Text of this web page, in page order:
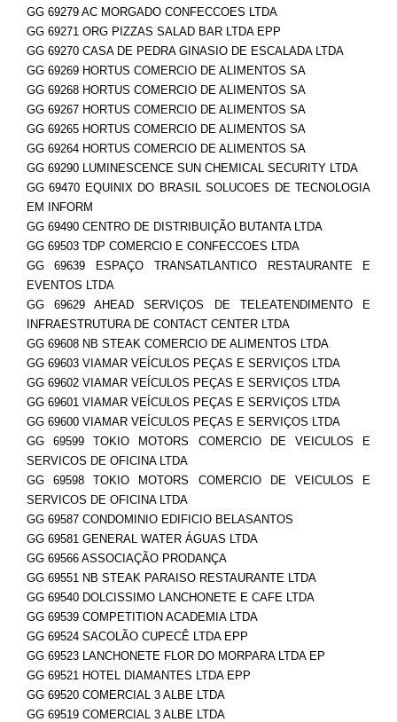
GG 69279 AC MORGADO CONFECCOES LTDA
GG 69271 ORG PIZZAS SALAD BAR LTDA EPP
GG 69270 CASA DE PEDRA GINASIO DE ESCALADA LTDA
GG 69269 HORTUS COMERCIO DE ALIMENTOS SA
GG 69268 HORTUS COMERCIO DE ALIMENTOS SA
GG 69267 HORTUS COMERCIO DE ALIMENTOS SA
GG 69265 HORTUS COMERCIO DE ALIMENTOS SA
GG 69264 HORTUS COMERCIO DE ALIMENTOS SA
GG 69290 LUMINESCENCE SUN CHEMICAL SECURITY LTDA
GG 69470 EQUINIX DO BRASIL SOLUCOES DE TECNOLOGIA
EM INFORM
GG 69490 CENTRO DE DISTRIBUIÇÃO BUTANTA LTDA
GG 69503 TDP COMERCIO E CONFECCOES LTDA
GG 69639 ESPAÇO TRANSATLANTICO RESTAURANTE E
EVENTOS LTDA
GG 69629 AHEAD SERVIÇOS DE TELEATENDIMENTO E
INFRAESTRUTURA DE CONTACT CENTER LTDA
GG 69608 NB STEAK COMERCIO DE ALIMENTOS LTDA
GG 69603 VIAMAR VEÍCULOS PEÇAS E SERVIÇOS LTDA
GG 69602 VIAMAR VEÍCULOS PEÇAS E SERVIÇOS LTDA
GG 69601 VIAMAR VEÍCULOS PEÇAS E SERVIÇOS LTDA
GG 69600 VIAMAR VEÍCULOS PEÇAS E SERVIÇOS LTDA
GG 69599 TOKIO MOTORS COMERCIO DE VEICULOS E
SERVICOS DE OFICINA LTDA
GG 69598 TOKIO MOTORS COMERCIO DE VEICULOS E
SERVICOS DE OFICINA LTDA
GG 69587 CONDOMINIO EDIFICIO BELASANTOS
GG 69581 GENERAL WATER ÁGUAS LTDA
GG 69566 ASSOCIAÇÃO PRODANÇA
GG 69551 NB STEAK PARAISO RESTAURANTE LTDA
GG 69540 DOLCISSIMO LANCHONETE E CAFE LTDA
GG 69539 COMPETITION ACADEMIA LTDA
GG 69524 SACOLÃO CUPECÊ LTDA EPP
GG 69523 LANCHONETE FLOR DO MORPARA LTDA EP
GG 69521 HOTEL DIAMANTES LTDA EPP
GG 69520 COMERCIAL 3 ALBE LTDA
GG 69519 COMERCIAL 3 ALBE LTDA